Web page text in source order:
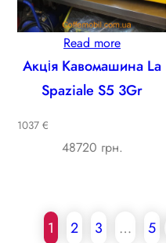
Read more
Акція Кавомашина La
Spaziale S5 3Gr
1037 €
48720 грн.
1 2 3 … 5